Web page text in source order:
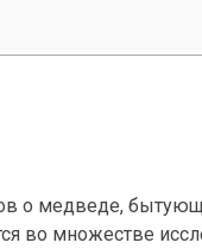
о медведе,
во множестве